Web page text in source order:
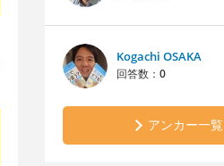
Kogachi OSAKA
回答数： 0
アンカー一覧